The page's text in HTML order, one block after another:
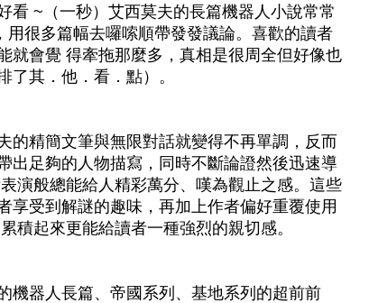
看 ~（一秒）艾西莫夫的長篇機器人小說常常
很多篇幅去囉嗦順帶發發議論。喜歡的讀者
就會覺 得牽拖那麼多，真相是很周全但好像也
了其．他．看．點）。
的精簡文筆與無限對話就變得不再單調，反而
出足夠的人物描寫，同時不斷論證然後迅速導
演般總能給人精彩萬分、嘆為觀止之感。這些
享受到解謎的趣味，再加上作者偏好重覆使用
積起來更能給讀者一種強烈的親切感。
機器人長篇、帝國系列、基地系列的超前前